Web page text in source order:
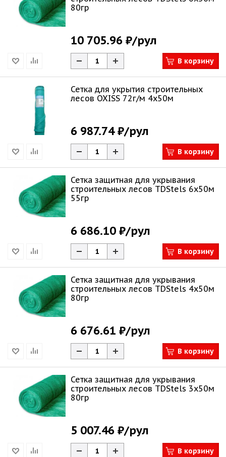
80гр
10 705.96 ₽/рул
В корзину
Сетка для укрытия строительных
лесов OXISS 72г/м 4х50м
6 987.74 ₽/рул
В корзину
Сетка защитная для укрывания
строительных лесов TDStels 6х50м
55гр
6 686.10 ₽/рул
В корзину
Сетка защитная для укрывания
строительных лесов TDStels 4х50м
80гр
6 676.61 ₽/рул
В корзину
Сетка защитная для укрывания
строительных лесов TDStels 3х50м
80гр
5 007.46 ₽/рул
В корзину